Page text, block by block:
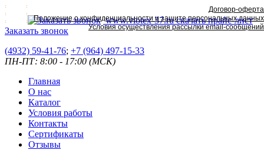
www.viotex-37.ruскачать прайс-лист
Заказать звонок
(4932) 59-41-76; +7 (964) 497-15-33
ПН-ПТ: 8:00 - 17:00 (МСК)
Главная
О нас
Каталог
Условия работы
Контакты
Сертификаты
Отзывы
Договор-оферта
Положение о конфиденциальности и защите персональных данных
Условия осуществления рассылки email-сообщений